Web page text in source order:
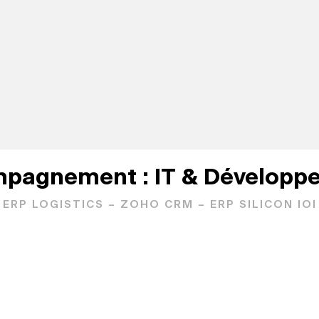
: IT &
ERP LOGISTICS – ZOHO CRM – ERP SILICON IOI